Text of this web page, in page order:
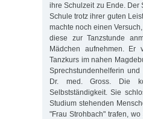
ihre Schulzeit zu Ende. Der
Schule trotz ihrer guten
machte noch einen
diese zur Tanzstunde
Mädchen aufnehmen. Er
Tanzkurs im nahen
Sprechstundenhelferin
Dr. med. Gross. Die
Selbstständigkeit. Sie
Studium stehenden
"Frau Strohbach" trafen,